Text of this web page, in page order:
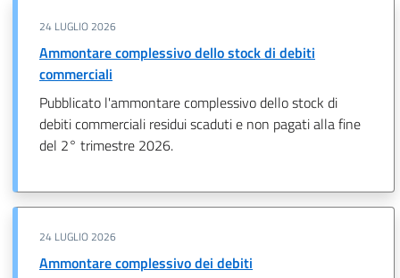
24 LUGLIO 2026
Ammontare complessivo dello stock di debiti
commerciali
Pubblicato l'ammontare complessivo dello stock di
debiti commerciali residui scaduti e non pagati alla fine
del 2° trimestre 2026.
24 LUGLIO 2026
Ammontare complessivo dei debiti